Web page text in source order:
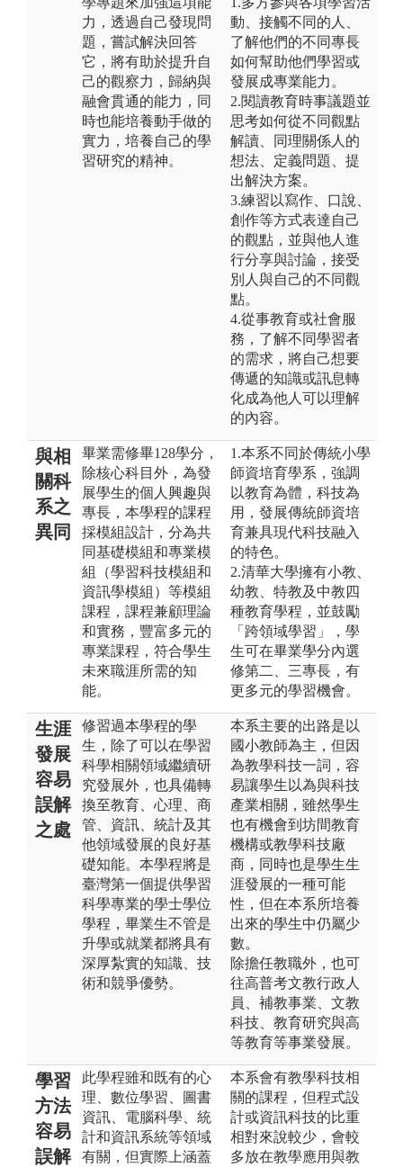
力，透過自己發現問
題，嘗試解決回答
它，將有助於提升自
己的觀察力，歸納與
融會貫通的能力，同
時也能培養動手做的
實力，培養自己的學
習研究的精神。
動、接觸不同的人、
了解他們的不同專長
如何幫助他們學習或
發展成專業能力。
2.閱讀教育時事議題並
思考如何從不同觀點
解讀、同理關係人的
想法、定義問題、提
出解決方案。
3.練習以寫作、口說、
創作等方式表達自己
的觀點，並與他人進
行分享與討論，接受
別人與自己的不同觀
點。
4.從事教育或社會服
務，了解不同學習者
的需求，將自己想要
傳遞的知識或訊息轉
化成為他人可以理解
的內容。
與相
關科
系之
異同
畢業需修畢128學分，
除核心科目外，為發
展學生的個人興趣與
專長，本學程的課程
採模組設計，分為共
同基礎模組和專業模
組（學習科技模組和
資訊學模組）等模組
課程，課程兼顧理論
和實務，豐富多元的
專業課程，符合學生
未來職涯所需的知
能。
1.本系不同於傳統小學
師資培育學系，強調
以教育為體，科技為
用，發展傳統師資培
育兼具現代科技融入
的特色。
2.清華大學擁有小教、
幼教、特教及中教四
種教育學程，並鼓勵
「跨領域學習」，學
生可在畢業學分內選
修第二、三專長，有
更多元的學習機會。
生涯
發展
容易
誤解
之處
修習過本學程的學
生，除了可以在學習
科學相關領域繼續研
究發展外，也具備轉
換至教育、心理、商
管、資訊、統計及其
他領域發展的良好基
礎知能。本學程將是
臺灣第一個提供學習
科學專業的學士學位
學程，畢業生不管是
升學或就業都將具有
深厚紮實的知識、技
術和競爭優勢。
本系主要的出路是以
國小教師為主，但因
為教學科技一詞，容
易讓學生以為與科技
產業相關，雖然學生
也有機會到坊間教育
機構或教學科技廠
商，同時也是學生生
涯發展的一種可能
性，但在本系所培養
出來的學生中仍屬少
數。
除擔任教職外，也可
往高普考文教行政人
員、補教事業、文教
科技、教育研究與高
等教育等事業發展。
學習
方法
容易
誤解
此學程雖和既有的心
理、數位學習、圖書
資訊、電腦科學、統
計和資訊系統等領域
有關，但實際上涵蓋
本系會有教學科技相
關的課程，但程式設
計或資訊科技的比重
相對來說較少，會較
多放在教學應用與教